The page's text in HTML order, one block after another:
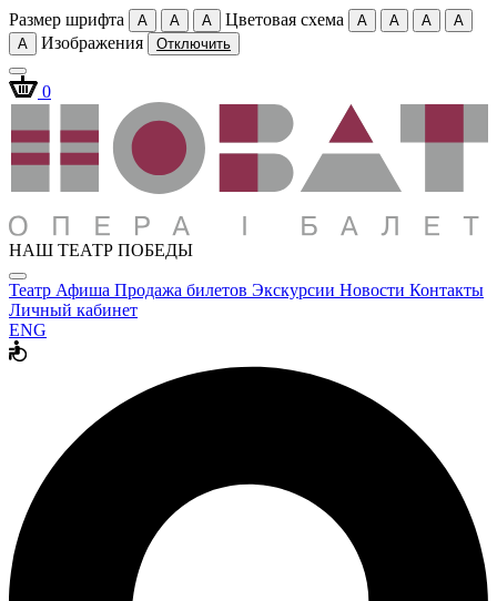
Размер шрифта A A A Цветовая схема A A A
A
A
Изображения Отключить
0
НАШ ТЕАТР ПОБЕДЫ
Театр Афиша Продажа билетов Экскурсии Новости Контакты
Личный кабинет
ENG